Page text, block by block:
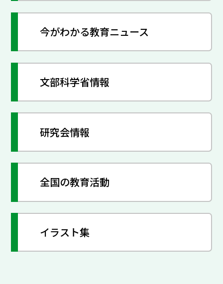
今がわかる教育ニュース
文部科学省情報
研究会情報
全国の教育活動
イラスト集